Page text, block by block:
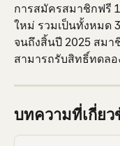
การสมัครสมาชิกฟรี
ใหม่ รวมเป็นทั้งหมด
จนถึงสิ้นปี 2025 สมา
สามารถรับสิทธิ์ทดลอ
บทความที่เกี่ยว